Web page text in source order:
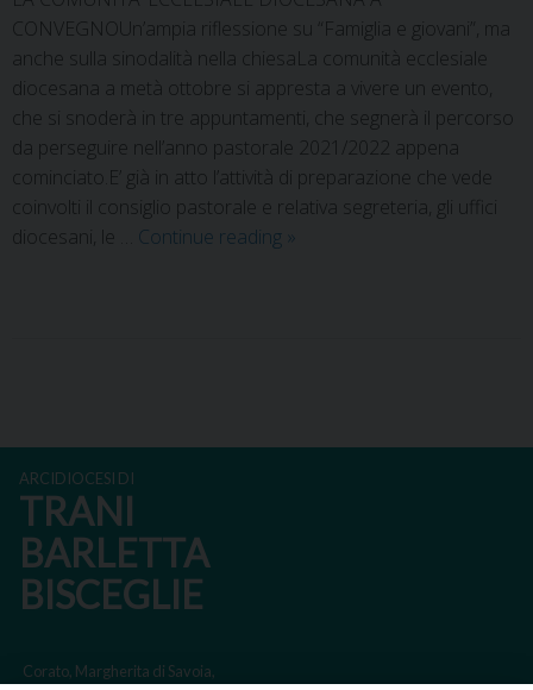
CONVEGNOUn’ampia riflessione su “Famiglia e giovani”, ma
anche sulla sinodalità nella chiesaLa comunità ecclesiale
diocesana a metà ottobre si appresta a vivere un evento,
che si snoderà in tre appuntamenti, che segnerà il percorso
da perseguire nell’anno pastorale 2021/2022 appena
cominciato.E’ già in atto l’attività di preparazione che vede
coinvolti il consiglio pastorale e relativa segreteria, gli uffici
diocesani, le … Continue reading »
N
a
ARCIDIOCESI DI
TRANI
BARLETTA
BISCEGLIE
Corato, Margherita di Savoia,